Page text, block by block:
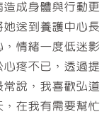
成身體與行動更
送到養護中心長
情緒一度低迷影
疼不已，透過提
說，我喜歡弘道
在我有需要幫忙